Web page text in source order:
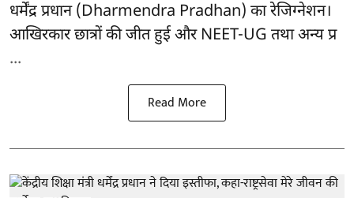
धर्मेंद्र प्रधान (Dharmendra Pradhan) का रेजिग्नेशन।
आखिरकार छात्रों की जीत हुई और NEET-UG तथा अन्य प्र
...
Read More